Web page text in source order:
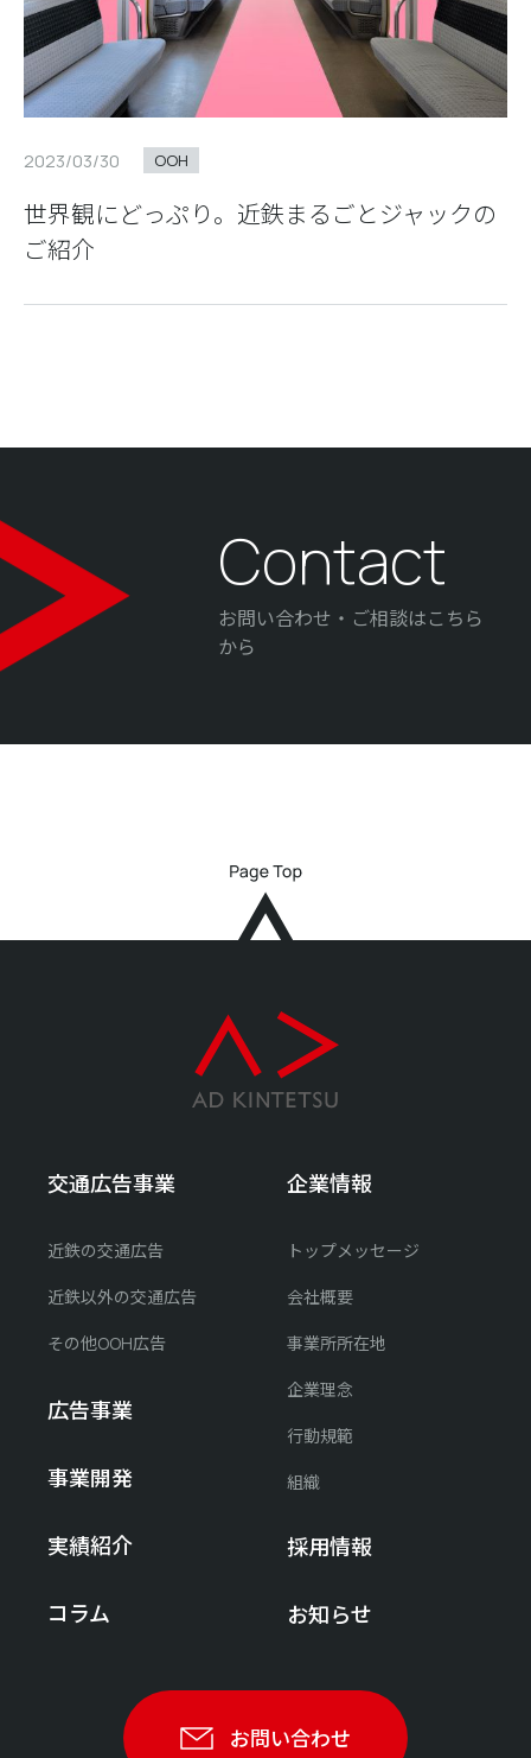
2023/03/30 OOH
世界観にどっぷり。近鉄まるごとジャックの
ご紹介
Contact
お問い合わせ・ご相談はこちら
から
交通広告事業
近鉄の交通広告
近鉄以外の交通広告
その他OOH広告
広告事業
事業開発
実績紹介
コラム
企業情報
トップメッセージ
会社概要
事業所所在地
企業理念
行動規範
組織
採用情報
お知らせ
お問い合わせ